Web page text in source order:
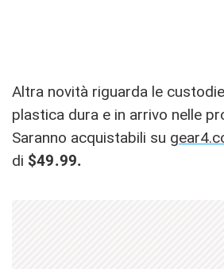
Altra novità riguarda le
plastica dura e in arrivo nelle
Saranno acquistabili su
di $49.99.